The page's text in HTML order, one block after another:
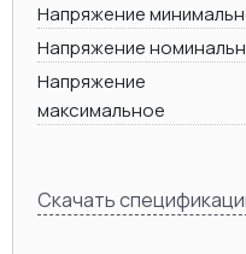
Напряжение
Напряжение
Напряжение
максимальное
Скачать